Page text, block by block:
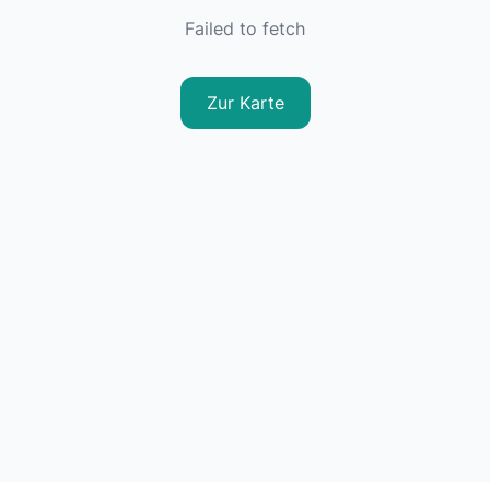
Failed to fetch
Zur Karte